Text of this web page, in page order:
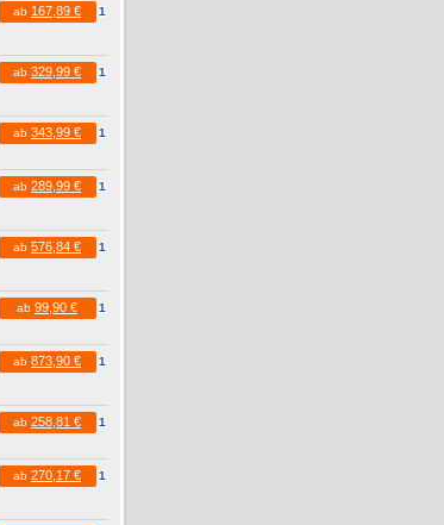
ab 167,89 € 1
ab 329,99 € 1
ab 343,99 € 1
ab 289,99 € 1
ab 576,84 € 1
ab 99,90 € 1
ab 873,90 € 1
ab 258,81 € 1
ab 270,17 € 1